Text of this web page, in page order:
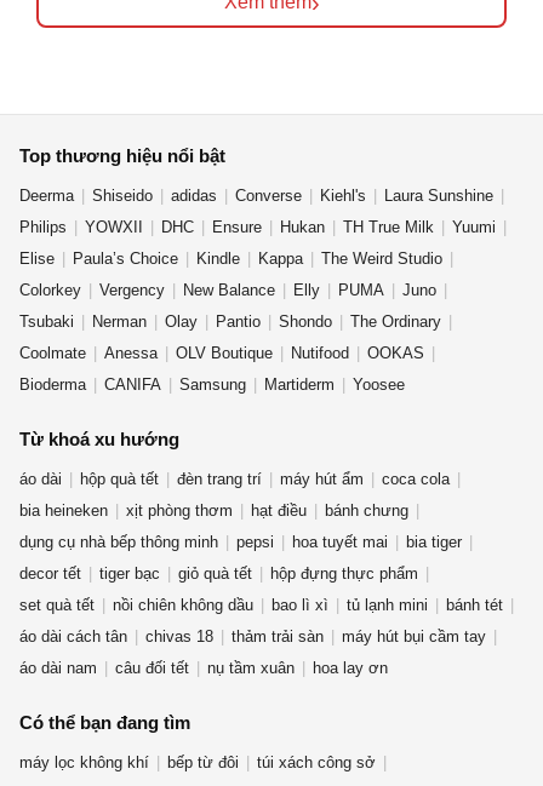
Top thương hiệu nổi bật
Deerma Shiseido adidas Converse Kiehl's
Laura Sunshine
Philips
YOWXII DHC Ensure Hukan TH True Milk
Yuumi
Elise
Paula’s Choice Kindle Kappa
The Weird Studio
Colorkey
Vergency New Balance Elly PUMA
Juno
Tsubaki
Nerman Olay Pantio Shondo
The Ordinary
Coolmate
Anessa OLV Boutique Nutifood
OOKAS
Bioderma
CANIFA Samsung Martiderm Yoosee
Từ khoá xu hướng
áo dài hộp quà tết đèn trang trí máy hút ẩm
coca cola
bia heineken
xịt phòng thơm hạt điều
bánh chưng
dụng cụ nhà bếp thông minh
pepsi hoa tuyết mai
bia tiger
decor tết
tiger bạc giỏ quà tết
hộp đựng thực phẩm
set quà tết
nồi chiên không dầu bao lì xì tủ lạnh mini
bánh tét
áo dài cách tân
chivas 18 thảm trải sàn
máy hút bụi cầm tay
áo dài nam
câu đối tết nụ tầm xuân hoa lay ơn
Có thể bạn đang tìm
máy lọc không khí bếp từ đôi
túi xách công sở